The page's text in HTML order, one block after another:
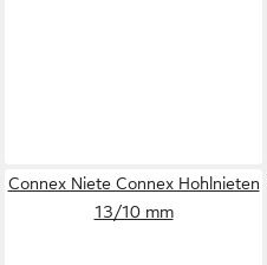
Connex Niete Connex Hohlnieten
13/10 mm